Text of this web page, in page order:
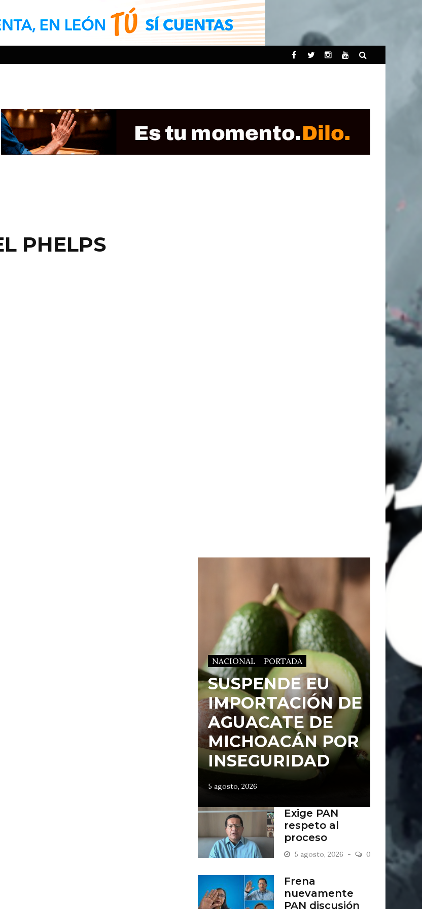
PHELPS
NACIONAL PORTADA
SUSPENDE EU
IMPORTACIÓN DE
AGUACATE DE
MICHOACÁN POR
INSEGURIDAD
5 agosto, 2026
Exige PAN
respeto al
proceso
legislativo; se
mantiene firme
vida
5 agosto, 2026 0
Frena
nuevamente
PAN discusión